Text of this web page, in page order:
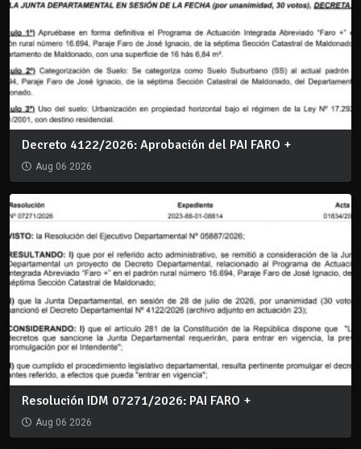
Decreto 4122/2026: Aprobación del PAI FARO +
Aug 06 2026
Resolución IDM 07271/2026: PAI FARO +
Aug 06 2026